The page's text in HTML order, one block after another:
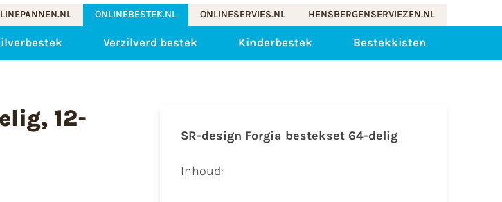
ONLINEBESTEK.NL ONLINESERVIES.NL HENSBERGENSERVIEZEN.NL
Verzilverd bestek Kinderbestek Bestekkisten
12-
SR-design Forgia bestekset 64-delig
Inhoud: